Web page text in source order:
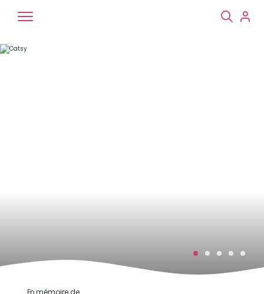
En mémoire de